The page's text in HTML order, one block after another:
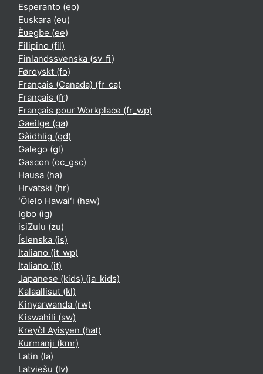
Esperanto ‎(eo)‎
Euskara ‎(eu)‎
Èʋegbe ‎(ee)‎
Filipino ‎(fil)‎
Finlandssvenska ‎(sv_fi)‎
Føroyskt ‎(fo)‎
Français (Canada) ‎(fr_ca)‎
Français ‎(fr)‎
Français pour Workplace ‎(fr_wp)‎
Gaeilge ‎(ga)‎
Gàidhlig ‎(gd)‎
Galego ‎(gl)‎
Gascon ‎(oc_gsc)‎
Hausa ‎(ha)‎
Hrvatski ‎(hr)‎
ʻŌlelo Hawaiʻi ‎(haw)‎
Igbo ‎(ig)‎
isiZulu ‎(zu)‎
Íslenska ‎(is)‎
Italiano ‎(it_wp)‎
Italiano ‎(it)‎
Japanese (kids) ‎(ja_kids)‎
Kalaallisut ‎(kl)‎
Kinyarwanda ‎(rw)‎
Kiswahili ‎(sw)‎
Kreyòl Ayisyen ‎(hat)‎
Kurmanji ‎(kmr)‎
Latin ‎(la)‎
Latviešu ‎(lv)‎